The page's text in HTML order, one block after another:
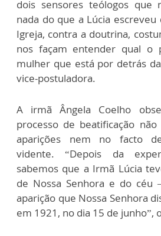
dois sensores teólogos que
nada do que a Lúcia
Igreja, contra a doutrina,
nos façam entender qual o
mulher que está por detrás
vice-postuladora.
A irmã Ângela Coelho
processo de beatificação
aparições nem no facto
vidente. “Depois da
sabemos que a Irmã Lúcia
de Nossa Senhora e do céu
aparição que Nossa Senhora
em 1921, no dia 15 de junho”,